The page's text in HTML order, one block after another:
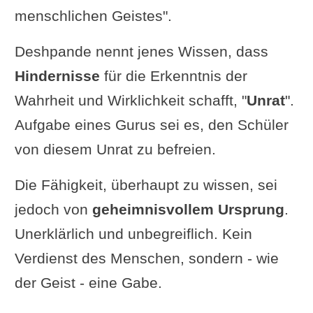
menschlichen Geistes".
Deshpande nennt jenes Wissen, dass
Hindernisse für die Erkenntnis der
Wahrheit und Wirklichkeit schafft, "Unrat".
Aufgabe eines Gurus sei es, den Schüler
von diesem Unrat zu befreien.
Die Fähigkeit, überhaupt zu wissen, sei
jedoch von geheimnisvollem Ursprung.
Unerklärlich und unbegreiflich. Kein
Verdienst des Menschen, sondern - wie
der Geist - eine Gabe.